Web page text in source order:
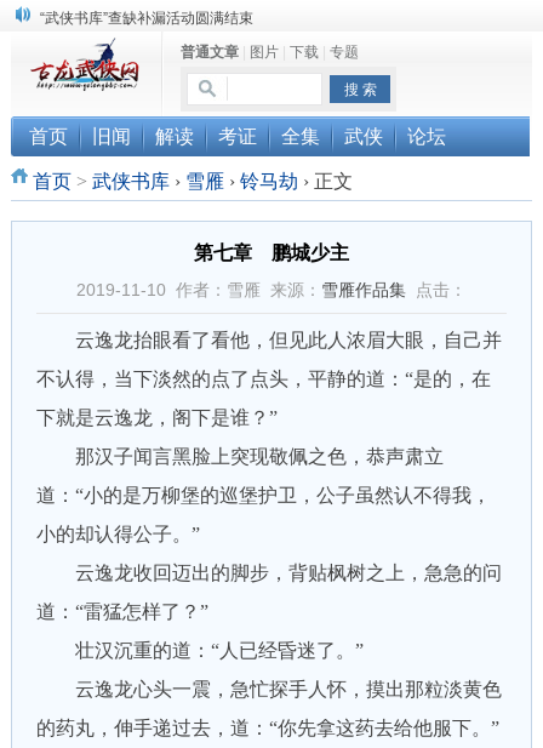
“武侠书库”查缺补漏活动圆满结束
《古龙小说原貌探究》修订版已上市
顾雪衣《古龙武侠小说知见录》上市
普通文章| 图片| 下载| 专题
首页 旧闻 解读 考证 全集 武侠 论坛
首页> 武侠书库 › 雪雁 › 铃马劫 ›正文
第七章 鹏城少主
2019-11-10 作者：雪雁 来源： 雪雁作品集点击：
云逸龙抬眼看了看他，但见此人浓眉大眼，自己并
不认得，当下淡然的点了点头，平静的道：“是的，在
下就是云逸龙，阁下是谁？”
那汉子闻言黑脸上突现敬佩之色，恭声肃立
道：“小的是万柳堡的巡堡护卫，公子虽然认不得我，
小的却认得公子。”
云逸龙收回迈出的脚步，背贴枫树之上，急急的问
道：“雷猛怎样了？”
壮汉沉重的道：“人已经昏迷了。”
云逸龙心头一震，急忙探手人怀，摸出那粒淡黄色
的药丸，伸手递过去，道：“你先拿这药去给他服下。”